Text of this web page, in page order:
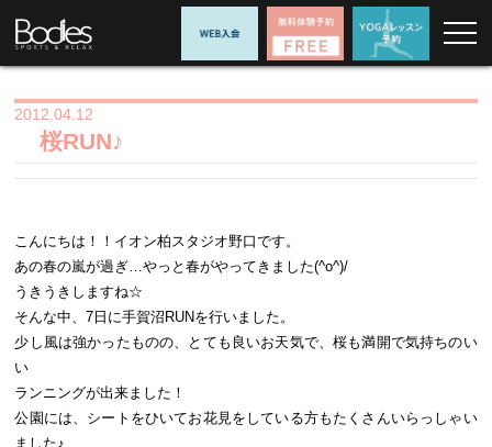
2012.04.12
桜RUN♪
こんにちは！！イオン柏スタジオ野口です。
あの春の嵐が過ぎ…やっと春がやってきました(^o^)/
うきうきしますね☆
そんな中、7日に手賀沼RUNを行いました。
少し風は強かったものの、とても良いお天気で、桜も満開で気持ちのい
い
ランニングが出来ました！
公園には、シートをひいてお花見をしている方もたくさんいらっしゃい
ました♪